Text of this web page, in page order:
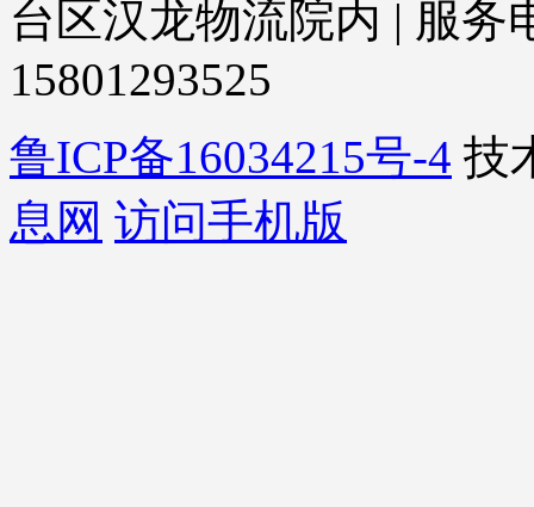
台区汉龙物流院内 | 服务
15801293525
鲁ICP备16034215号-4 技
息网 访问手机版